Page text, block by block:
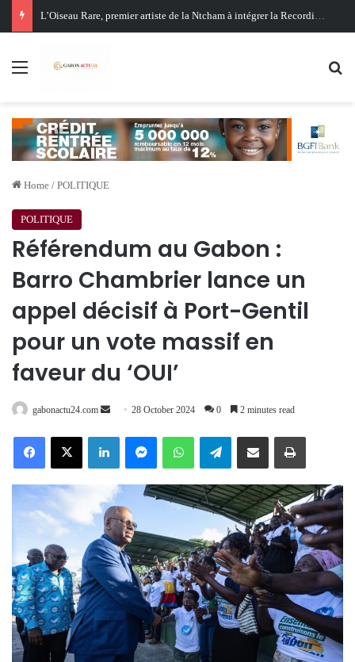
Oligui Nguema au Ghana : Libreville mise sur Accra pour renforcer sa stratégie diplomatique et économique
Menu
Home / POLITIQUE
POLITIQUE
Référendum au Gabon :
Barro Chambrier lance un
appel décisif à Port-Gentil
pour un vote massif en
faveur du ‘OUI’
gabonactu24.com
Send 28 October 2024 0 2 minutes read
FacebookX LinkedInMessengerWhatsAppTelegramShare via Email Print